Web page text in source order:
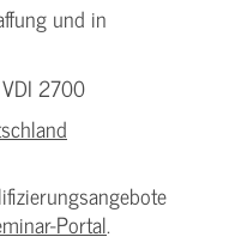
und in
2700
Portal.